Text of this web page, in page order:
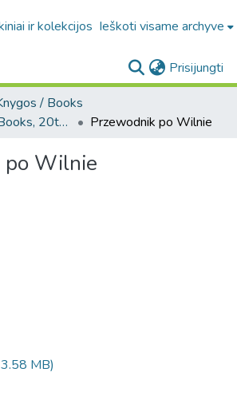
ir kolekcijos Ieškoti visame archyve
Prisijungti
/ Books
Knygos, 20 a. / Books, 20th century
Przewodnik po Wilnie
po Wilnie
MB)